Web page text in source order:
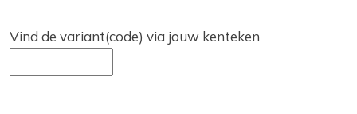
Vind de variant(code) via jouw kenteken